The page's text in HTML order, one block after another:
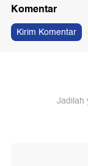
Komentar
Kirim Komentar
Jadilah